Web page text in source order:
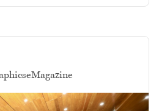
eMagazine